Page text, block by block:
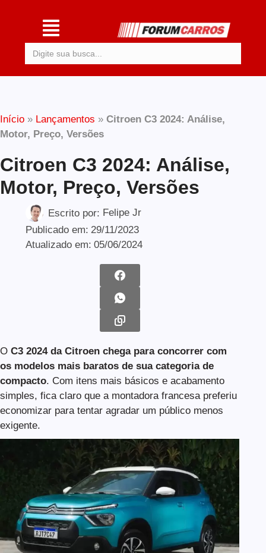
Início » Lançamentos » Citroen C3 2024: Análise,
Motor, Preço, Versões
Citroen C3 2024: Análise,
Motor, Preço, Versões
Escrito por: Felipe Jr
Publicado em: 29/11/2023
Atualizado em: 05/06/2024
O C3 2024 da Citroen chega para concorrer com
os modelos mais baratos de sua categoria de
compacto. Com itens mais básicos e acabamento
simples, fica claro que a montadora francesa preferiu
economizar para tentar agradar um público menos
exigente.